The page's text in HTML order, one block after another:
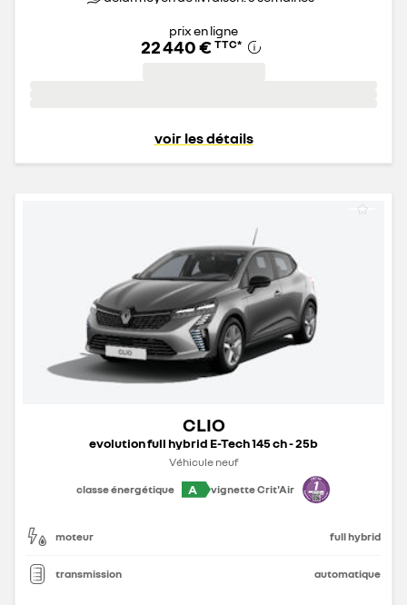
prix en ligne
22 440 € TTC*
voir les détails
CLIO
evolution full hybrid E-Tech 145 ch - 25b
Véhicule neuf
classe énergétique
A vignette Crit'Air
moteur full hybrid
transmission automatique